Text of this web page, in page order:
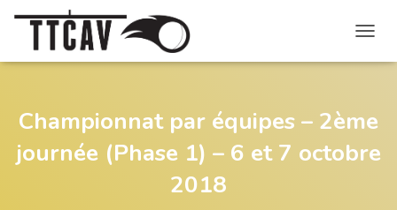
U
R
Championnat par équipes – 2ème
journée (Phase 1) – 6 et 7 octobre
2018